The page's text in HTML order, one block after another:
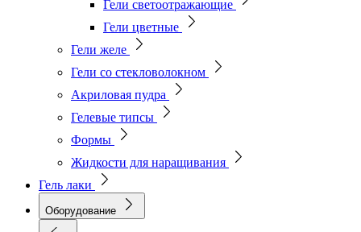
Гели светоотражающие
Гели цветные
Гели желе
Гели со стекловолокном
Акриловая пудра
Гелевые типсы
Формы
Жидкости для наращивания
Гель лаки
Оборудование